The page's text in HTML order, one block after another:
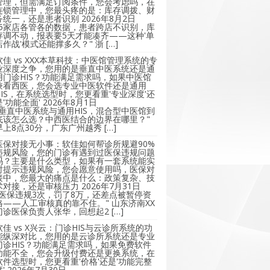
锁管理中，您最头疼的是：库存调拨、财
统一，还是患者识别 2026年8月2日
家店各管各的数据，患者跨店不识别，库
调不动，报表要5天才能凑齐——这种'单
作战'模式还能撑多久？" 浙 […]
佳 vs XXX本草科技：中医馆管理系统的专
深度之争，您用的是垂直中医系统还是通
门诊HIS？功能满足需求吗，如果中医馆
看西医，您会选专业中医软件还是通用
，在系统选型时，您更看重'专业深度'还
'功能全面' 2026年8月1日
直中医系统与通用HIS，混合型中医馆到
该怎么选？中西医结合的边界在哪里？"
上8点30分，广东广州越秀 […]
保对接无小事：软佳如何帮诊所规避90%
规风险，您的门诊有遇到过医保违规问题
？主要是什么类型，如果有一套系统能实
提示违规风险，您会愿意使用吗，医保对
中，您最大的痛点是什么：政策复杂、技
对接，还是审核压力 2026年7月31日
保违规3次，罚了8万，还差点被暂停资
——人工审核真的靠不住。" 山东济南XX
诊医保负责人张华，回想起2 […]
佳 vs X兴云：门诊HIS与云诊所系统的功
纵深对比，您用的是云诊所系统还是专业
诊HIS？功能满足需求吗，如果免费软件
能不全，您会升级付费还是更换系统，在
件选型时，您更看重'价格'还是'功能完整